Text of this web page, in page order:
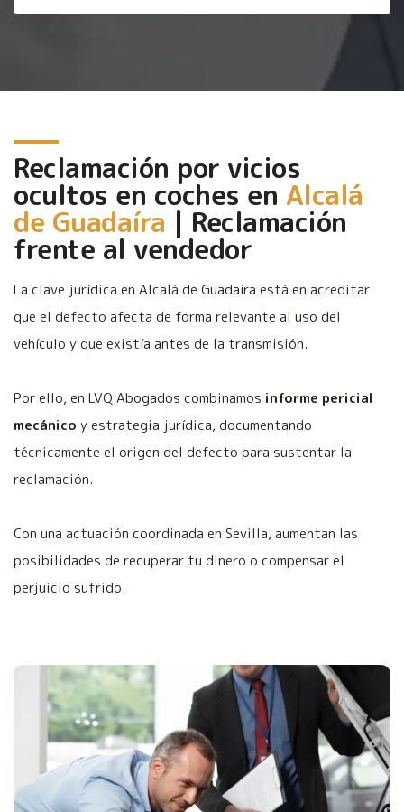
Reclamación por vicios
ocultos en coches en Alcalá
de Guadaíra | Reclamación
frente al vendedor
La clave jurídica en Alcalá de Guadaíra está en acreditar
que el defecto afecta de forma relevante al uso del
vehículo y que existía antes de la transmisión.
Por ello, en LVQ Abogados combinamos informe pericial
mecánico y estrategia jurídica, documentando
técnicamente el origen del defecto para sustentar la
reclamación.
Con una actuación coordinada en Sevilla, aumentan las
posibilidades de recuperar tu dinero o compensar el
perjuicio sufrido.